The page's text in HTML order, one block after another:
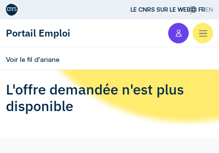
Aller au contenu LE CNRS SUR LE WEB FREN
Portail Emploi
Voir le fil d'ariane
L'offre demandée n'est plus
disponible